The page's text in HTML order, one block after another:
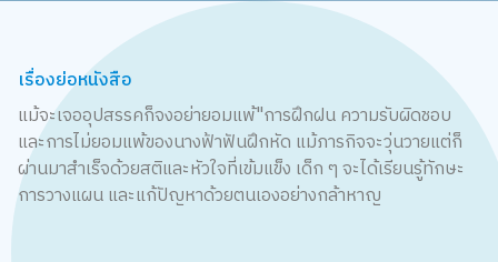
เรื่องย่อหนังสือ
แม้จะเจออุปสรรคก็จงอย่ายอมแพ้"การฝึกฝน ความรับผิดชอบ
และการไม่ยอมแพ้ของนางฟ้าฟันฝึกหัด แม้ภารกิจจะวุ่นวายแต่ก็
ผ่านมาสำเร็จด้วยสติและหัวใจที่เข้มแข็ง เด็ก ๆ จะได้เรียนรู้ทักษะ
การวางแผน และแก้ปัญหาด้วยตนเองอย่างกล้าหาญ